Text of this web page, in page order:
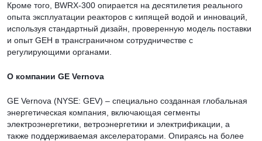
Кроме того, BWRX-300 опирается на десятилетия реального
опыта эксплуатации реакторов с кипящей водой и инноваций,
используя стандартный дизайн, проверенную модель поставки
и опыт GEH в трансграничном сотрудничестве с
регулирующими органами.
О компании GE Vernova
GE Vernova (NYSE: GEV) – специально созданная глобальная
энергетическая компания, включающая сегменты
электроэнергетики, ветроэнергетики и электрификации, а
также поддерживаемая акселераторами. Опираясь на более